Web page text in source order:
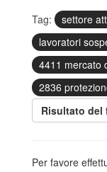
Tag: settore
lavoratori
4411 mercato
2836
Risultato del
Per favore